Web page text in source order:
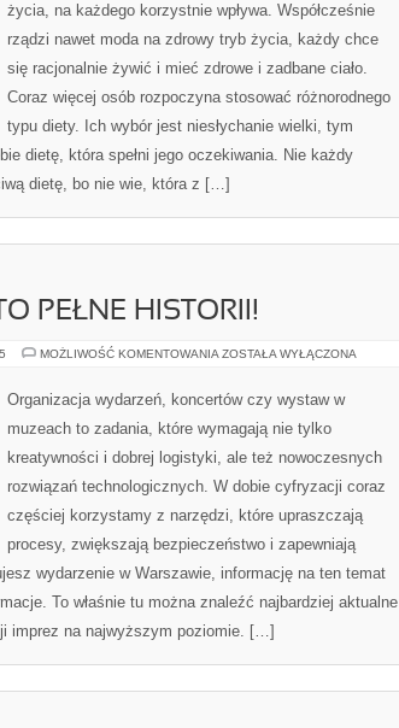
życia, na każdego korzystnie wpływa. Współcześnie
rządzi nawet moda na zdrowy tryb życia, każdy chce
się racjonalnie żywić i mieć zdrowe i zadbane ciało.
Coraz więcej osób rozpoczyna stosować różnorodnego
typu diety. Ich wybór jest niesłychanie wielki, tym
dietę, która spełni jego oczekiwania. Nie każdy
dietę, bo nie wie, która z […]
PEŁNE HISTORII!
MOŻLIWOŚĆ KOMENTOWANIA WARSZAWA:
HISTORII!
ZOSTAŁA WYŁĄCZONA
Organizacja wydarzeń, koncertów czy wystaw w
muzeach to zadania, które wymagają nie tylko
kreatywności i dobrej logistyki, ale też nowoczesnych
rozwiązań technologicznych. W dobie cyfryzacji coraz
częściej korzystamy z narzędzi, które upraszczają
procesy, zwiększają bezpieczeństwo i zapewniają
wydarzenie w Warszawie, informację na ten temat
To właśnie tu można znaleźć najbardziej aktualne
imprez na najwyższym poziomie. […]